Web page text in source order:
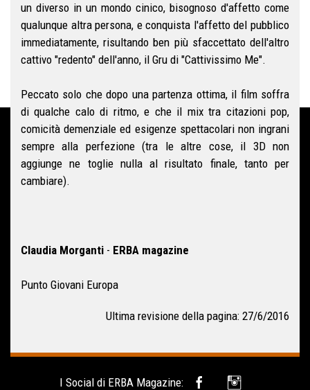
un diverso in un mondo cinico, bisognoso d'affetto come
qualunque altra persona, e conquista l'affetto del pubblico
immediatamente, risultando ben più sfaccettato dell'altro
cattivo "redento" dell'anno, il Gru di "Cattivissimo Me".
Peccato solo che dopo una partenza ottima, il film soffra
di qualche calo di ritmo, e che il mix tra citazioni pop,
comicità demenziale ed esigenze spettacolari non ingrani
sempre alla perfezione (tra le altre cose, il 3D non
aggiunge ne toglie nulla al risultato finale, tanto per
cambiare).
Claudia Morganti - ERBA magazine
Punto Giovani Europa
Ultima revisione della pagina: 27/6/2016
I Social di ERBA Magazine: